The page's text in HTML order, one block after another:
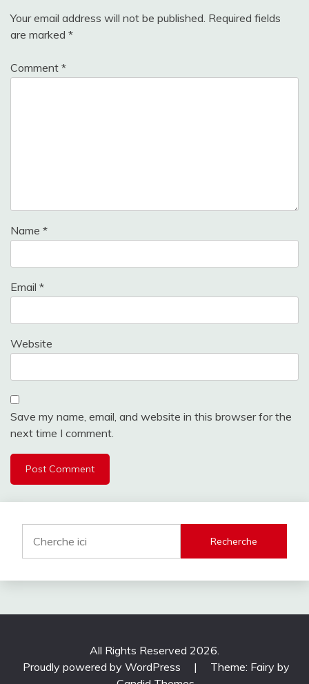
Your email address will not be published. Required fields
are marked *
Comment *
Name *
Email *
Website
Save my name, email, and website in this browser for the
next time I comment.
Recherche
All Rights Reserved 2026.
Proudly powered by WordPress
|
Theme: Fairy by